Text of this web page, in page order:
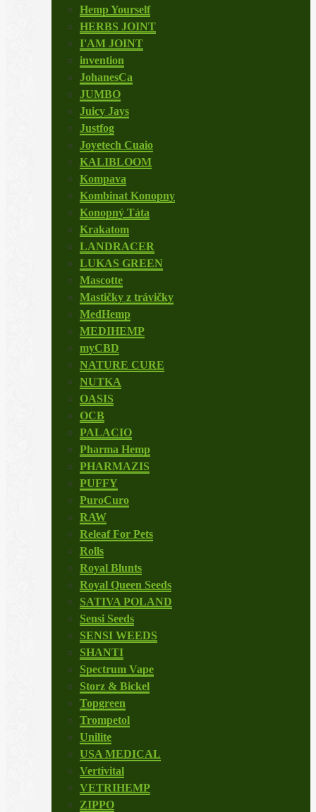
Hemp Yourself
HERBS JOINT
I'AM JOINT
invention
JohanesCa
JUMBO
Juicy Jays
Justfog
Joyetech Cuaio
KALIBLOOM
Kompava
Kombinat Konopny
Konopný Táta
Krakatom
LANDRACER
LUKAS GREEN
Mascotte
Mastičky z trávičky
MedHemp
MEDIHEMP
myCBD
NATURE CURE
NUTKA
OASIS
OCB
PALACIO
Pharma Hemp
PHARMAZIS
PUFFY
PuroCuro
RAW
Releaf For Pets
Rolls
Royal Blunts
Royal Queen Seeds
SATIVA POLAND
Sensi Seeds
SENSI WEEDS
SHANTI
Spectrum Vape
Storz & Bickel
Topgreen
Trompetol
Unilite
USA MEDICAL
Vertivital
VETRIHEMP
ZIPPO